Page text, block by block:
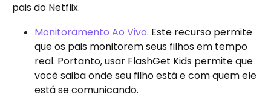
pais do Netflix.
Monitoramento Ao Vivo. Este recurso permite
que os pais monitorem seus filhos em tempo
real. Portanto, usar FlashGet Kids permite que
você saiba onde seu filho está e com quem ele
está se comunicando.